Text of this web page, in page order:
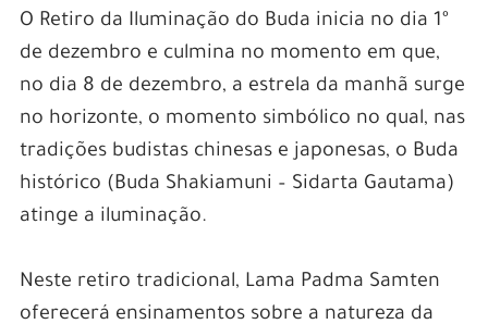
O Retiro da Iluminação do Buda inicia no dia 1º
de dezembro e culmina no momento em que,
no dia 8 de dezembro, a estrela da manhã surge
no horizonte, o momento simbólico no qual, nas
tradições budistas chinesas e japonesas, o Buda
histórico (Buda Shakiamuni – Sidarta Gautama)
atinge a iluminação.
Neste retiro tradicional, Lama Padma Samten
oferecerá ensinamentos sobre a natureza da